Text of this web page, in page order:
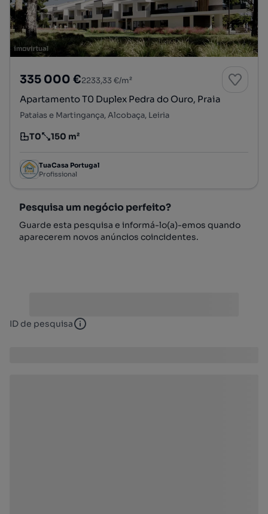
335 000 €2233,33 €/m²
Apartamento T0 Duplex Pedra do Ouro, Praia
Pataias e Martingança, Alcobaça, Leiria
Tipologia
T0
Preço por metro quadrado
150 m²
TuaCasa Portugal
Profissional
Pesquisa um negócio perfeito?
Guarde esta pesquisa e informá-lo(a)-emos quando
aparecerem novos anúncios coincidentes.
ID de pesquisa ID de pesquisa